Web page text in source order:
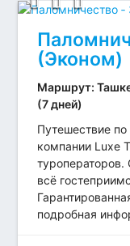
(Эконом)
Маршрут:
(7 дней)
Путешествие
компании Luxe
туроператоров.
всё
подробная